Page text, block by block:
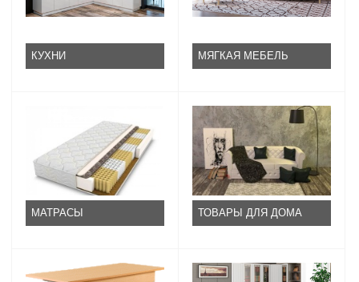
КУХНИ МЯГКАЯ МЕБЕЛЬ
МАТРАСЫ ТОВАРЫ ДЛЯ ДОМА